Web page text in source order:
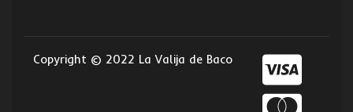
Copyright © 2022 La Valija de Baco